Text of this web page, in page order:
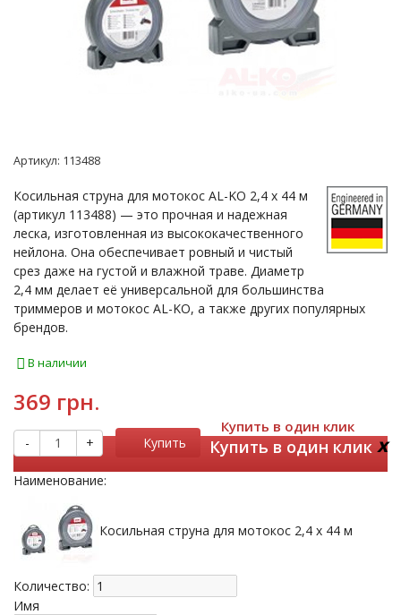
Артикул: 113488
Косильная струна для мотокос AL-KO 2,4 х 44 м
(артикул 113488) — это прочная и надежная
леска, изготовленная из высококачественного
нейлона. Она обеспечивает ровный и чистый
срез даже на густой и влажной траве. Диаметр
2,4 мм делает её универсальной для большинства
триммеров и мотокос AL-KO, а также других популярных
брендов.
В наличии
369 грн.
- + Купить
Купить в один клик
Купить в один клик x
Наименование:
Косильная струна для мотокос 2,4 х 44 м
Количество:
Имя